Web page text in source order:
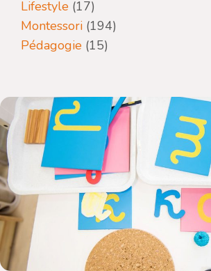
Lifestyle (17)
Montessori (194)
Pédagogie (15)